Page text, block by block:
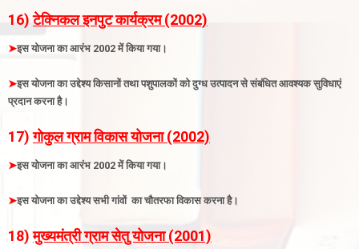
16)टेक्निकल इनपुट कार्यक्रम (2002)
➤इस योजना का आरंभ 2002 में किया गया।
➤इस योजना का उद्देश्य किसानों तथा पशुपालकों को दुग्ध उत्पादन से संबंधित आवश्यक सुविधाएं
प्रदान करना है।
17)गोकुल ग्राम विकास योजना (2002)
➤इस योजना का आरंभ 2002 में किया गया।
➤इस योजना का उद्देश्य सभी गांवों का चौतरफा विकास करना है।
18)मुख्यमंत्री ग्राम सेतु योजना (2001)